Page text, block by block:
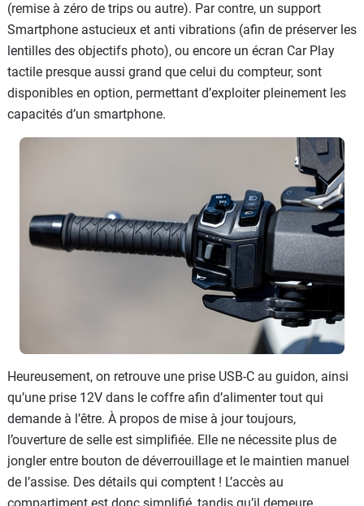
(remise à zéro de trips ou autre). Par contre, un support
Smartphone astucieux et anti vibrations (afin de préserver les
lentilles des objectifs photo), ou encore un écran Car Play
tactile presque aussi grand que celui du compteur, sont
disponibles en option, permettant d’exploiter pleinement les
capacités d’un smartphone.
Heureusement, on retrouve une prise USB-C au guidon, ainsi
qu’une prise 12V dans le coffre afin d’alimenter tout qui
demande à l’être. À propos de mise à jour toujours,
l’ouverture de selle est simplifiée. Elle ne nécessite plus de
jongler entre bouton de déverrouillage et le maintien manuel
de l’assise. Des détails qui comptent ! L’accès au
compartiment est donc simplifié, tandis qu’il demeure